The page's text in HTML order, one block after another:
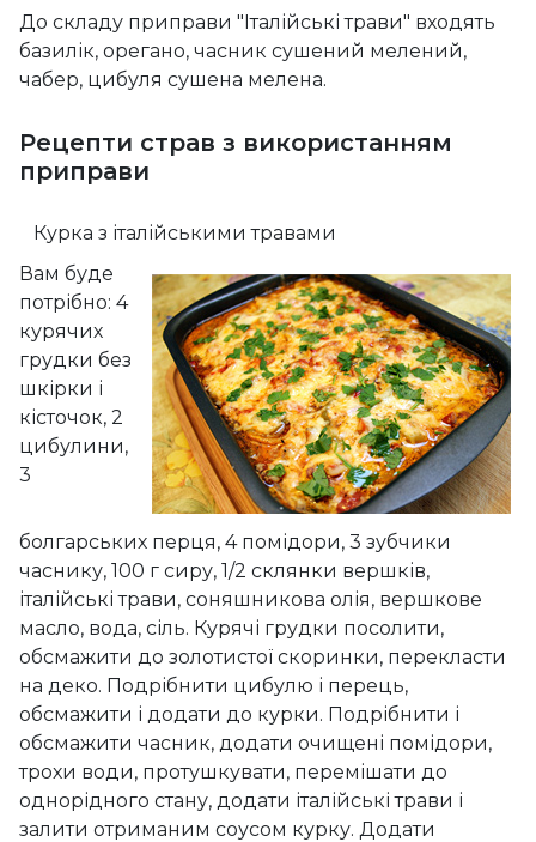
До складу приправи "Італійські трави" входять
базилік, орегано, часник сушений мелений,
чабер, цибуля сушена мелена.
Рецепти страв з використанням
приправи
Курка з італійськими травами
Вам буде
потрібно: 4
курячих
грудки без
шкірки і
кісточок, 2
цибулини,
3
болгарських перця, 4 помідори, 3 зубчики
часнику, 100 г сиру, 1/2 склянки вершків,
італійські трави, соняшникова олія, вершкове
масло, вода, сіль. Курячі грудки посолити,
обсмажити до золотистої скоринки, перекласти
на деко. Подрібнити цибулю і перець,
обсмажити і додати до курки. Подрібнити і
обсмажити часник, додати очищені помідори,
трохи води, протушкувати, перемішати до
однорідного стану, додати італійські трави і
залити отриманим соусом курку. Додати